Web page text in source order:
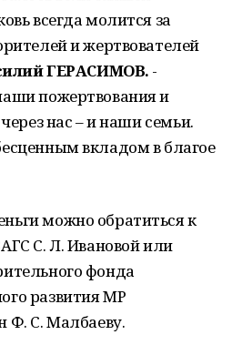
всегда молится за
и жертвователей
ГЕРАСИМОВ. -
пожерт­вования и
нас – и наши семьи.
вкладом в благое
можно обратиться к
С. Л. Ивановой или
фонда
развития МР
Ф. С. Малбаеву.